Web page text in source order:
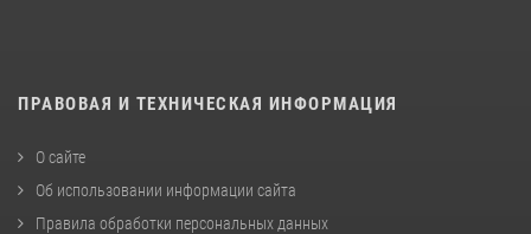
ПРАВОВАЯ И ТЕХНИЧЕСКАЯ ИНФОРМАЦИЯ
О сайте
Об использовании информации сайта
Правила обработки персональных данных